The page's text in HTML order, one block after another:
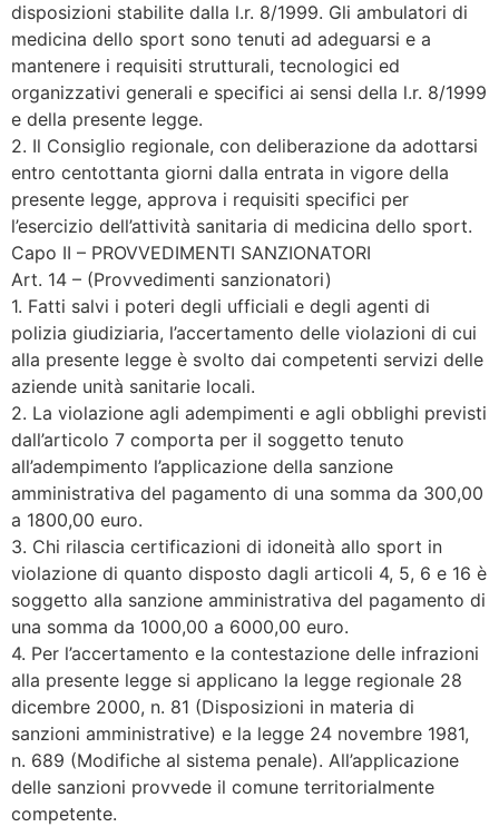
disposizioni stabilite dalla l.r. 8/1999. Gli ambulatori di
medicina dello sport sono tenuti ad adeguarsi e a
mantenere i requisiti strutturali, tecnologici ed
organizzativi generali e specifici ai sensi della l.r. 8/1999
e della presente legge.
2. Il Consiglio regionale, con deliberazione da adottarsi
entro centottanta giorni dalla entrata in vigore della
presente legge, approva i requisiti specifici per
l’esercizio dell’attività sanitaria di medicina dello sport.
Capo II – PROVVEDIMENTI SANZIONATORI
Art. 14 – (Provvedimenti sanzionatori)
1. Fatti salvi i poteri degli ufficiali e degli agenti di
polizia giudiziaria, l’accertamento delle violazioni di cui
alla presente legge è svolto dai competenti servizi delle
aziende unità sanitarie locali.
2. La violazione agli adempimenti e agli obblighi previsti
dall’articolo 7 comporta per il soggetto tenuto
all’adempimento l’applicazione della sanzione
amministrativa del pagamento di una somma da 300,00
a 1800,00 euro.
3. Chi rilascia certificazioni di idoneità allo sport in
violazione di quanto disposto dagli articoli 4, 5, 6 e 16 è
soggetto alla sanzione amministrativa del pagamento di
una somma da 1000,00 a 6000,00 euro.
4. Per l’accertamento e la contestazione delle infrazioni
alla presente legge si applicano la legge regionale 28
dicembre 2000, n. 81 (Disposizioni in materia di
sanzioni amministrative) e la legge 24 novembre 1981,
n. 689 (Modifiche al sistema penale). All’applicazione
delle sanzioni provvede il comune territorialmente
competente.